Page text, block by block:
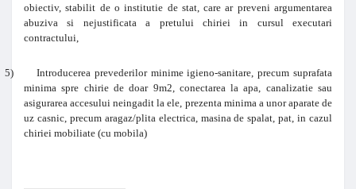
obiectiv, stabilit de o institutie de stat, care ar preveni argumentarea
abuziva si nejustificata a pretului chiriei in cursul executari
contractului,
5)
Introducerea prevederilor minime igieno-sanitare, precum suprafata
minima spre chirie de doar 9m2, conectarea la apa, canalizatie sau
asigurarea accesului neingadit la ele, prezenta minima a unor aparate de
uz casnic, precum aragaz/plita electrica, masina de spalat, pat, in cazul
chiriei mobiliate (cu mobila)